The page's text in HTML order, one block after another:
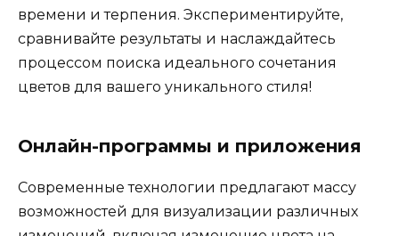
времени и терпения. Экспериментируйте,
сравнивайте результаты и наслаждайтесь
процессом поиска идеального сочетания
цветов для вашего уникального стиля!
Онлайн-программы и приложения
Современные технологии предлагают массу
возможностей для визуализации различных